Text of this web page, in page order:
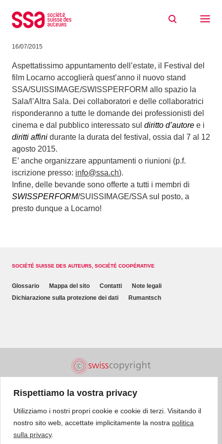
Rispettiamo la vostra privacy
Utilizziamo i nostri propri cookie e cookie di terzi. Visitando il
nostro sito web, accettate implicitamente la nostra politica
sulla privacy.
Locarno
16/07/2015
Aspettatissimo appuntamento dell’estate, il Festival del
film Locarno accoglierà quest’anno il nuovo stand
SSA/SUISSIMAGE/SWISSPERFORM allo spazio la
Sala/l’Altra Sala. Dei collaboratori e delle collaboratrici
risponderanno a tutte le domande dei professionisti del
cinema e dal pubblico interessato sul diritto d’autore e i
diritti affini durante la durata del festival, ossia dal 7 al 12
agosto 2015.
E’ anche organizzare appuntamenti o riunioni (p.f.
iscrizione presso: info@ssa.ch).
Infine, delle bevande sono offerte a tutti i membri di
SWISSPERFORM/SUISSIMAGE/SSA sul posto, a
presto dunque a Locarno!
SOCIÉTÉ SUISSE DES AUTEURS, SOCIÉTÉ COOPÉRATIVE
Glossario Mappa del sito Contatti
Note legali
Dichiarazione sulla protezione dei dati
Rumantsch